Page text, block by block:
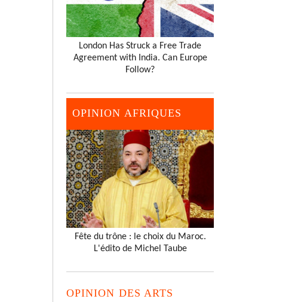
London Has Struck a Free Trade
Agreement with India. Can Europe
Follow?
OPINION AFRIQUES
Fête du trône : le choix du Maroc.
L'édito de Michel Taube
OPINION DES ARTS